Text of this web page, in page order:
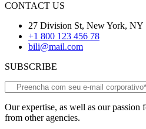
CONTACT US
27 Division St, New York, NY
+1 800 123 456 78
bili@mail.com
SUBSCRIBE
Our expertise, as well as our passion
from other agencies.